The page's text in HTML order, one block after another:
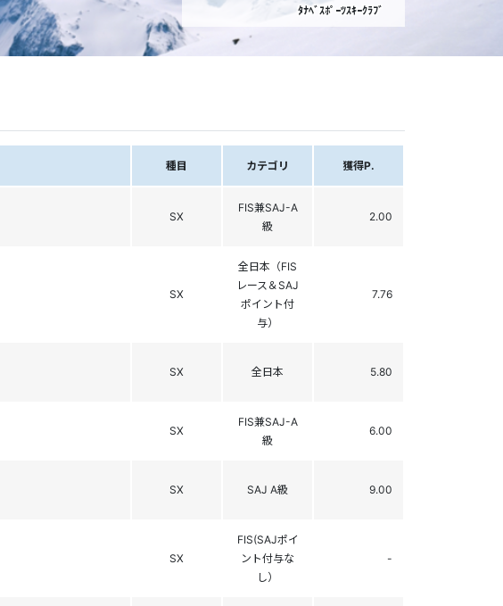
ﾀﾅﾍﾞｽﾎﾟｰﾂｽｷｰｸﾗﾌﾞ
種目 カテゴリ 獲得P.
SX
FIS兼SAJ-A
級
2.00
SX
全日本（FIS
レース＆SAJ
ポイント付
与）
7.76
SX 全日本 5.80
SX
FIS兼SAJ-A
級
6.00
SX SAJ A級 9.00
SX
FIS(SAJポイ
ント付与な
し）
-